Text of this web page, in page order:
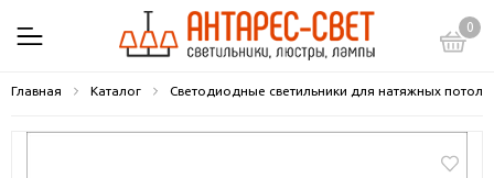
0
Главная Каталог Светодиодные светильники для натяжных